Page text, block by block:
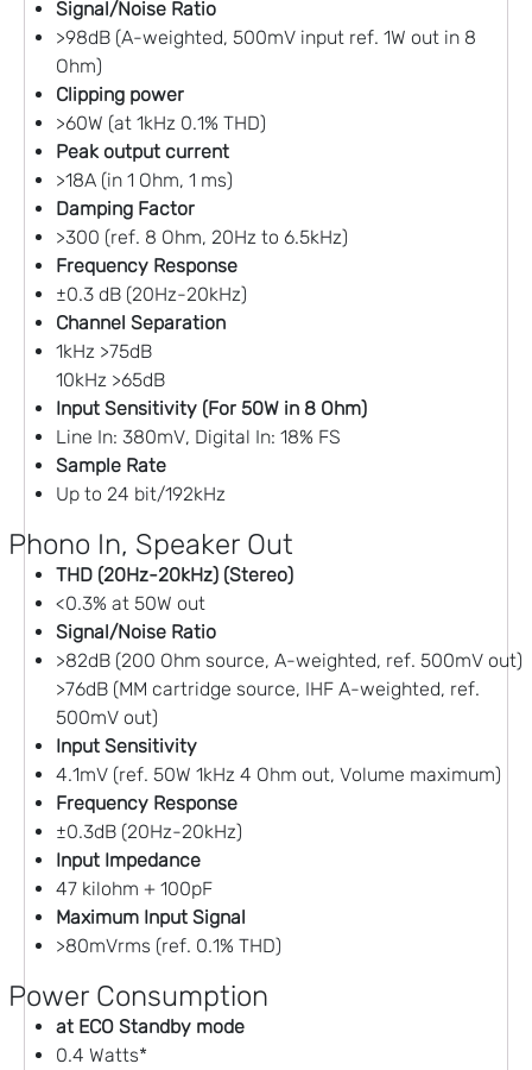
Signal/Noise Ratio
>98dB (A-weighted, 500mV input ref. 1W out in 8
Ohm)
Clipping power
>60W (at 1kHz 0.1% THD)
Peak output current
>18A (in 1 Ohm, 1 ms)
Damping Factor
>300 (ref. 8 Ohm, 20Hz to 6.5kHz)
Frequency Response
±0.3 dB (20Hz-20kHz)
Channel Separation
1kHz >75dB
10kHz >65dB
Input Sensitivity (For 50W in 8 Ohm)
Line In: 380mV, Digital In: 18% FS
Sample Rate
Up to 24 bit/192kHz
Phono In, Speaker Out
THD (20Hz-20kHz) (Stereo)
<0.3% at 50W out
Signal/Noise Ratio
>82dB (200 Ohm source, A-weighted, ref. 500mV out)
>76dB (MM cartridge source, IHF A-weighted, ref.
500mV out)
Input Sensitivity
4.1mV (ref. 50W 1kHz 4 Ohm out, Volume maximum)
Frequency Response
±0.3dB (20Hz-20kHz)
Input Impedance
47 kilohm + 100pF
Maximum Input Signal
>80mVrms (ref. 0.1% THD)
Power Consumption
at ECO Standby mode
0.4 Watts*